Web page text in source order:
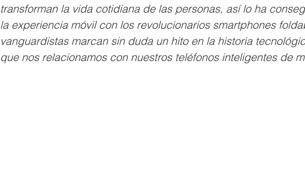
transforman la vida cotidiana de las personas, así lo ha
la experiencia móvil con los revolucionarios smartphones
vanguardistas marcan sin duda un hito en la historia
que nos relacionamos con nuestros teléfonos inteligentes de